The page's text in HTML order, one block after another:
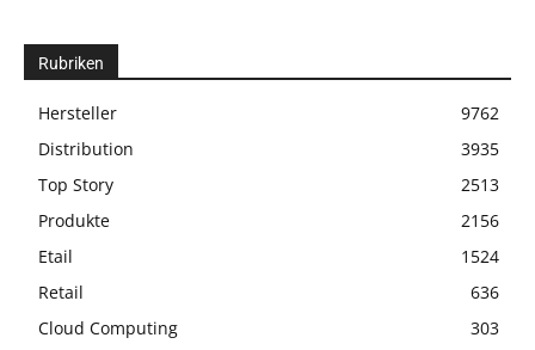
Rubriken
Hersteller
9762
Distribution
3935
Top Story
2513
Produkte
2156
Etail
1524
Retail
636
Cloud Computing
303